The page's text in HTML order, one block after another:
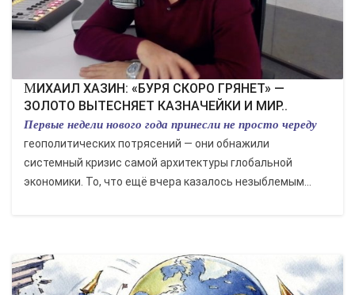
МИХАИЛ ХАЗИН: «БУРЯ СКОРО ГРЯНЕТ» —
ЗОЛОТО ВЫТЕСНЯЕТ КАЗНАЧЕЙКИ И МИР..
Первые недели нового года принесли не просто череду
геополитических потрясений — они обнажили
системный кризис самой архитектуры глобальной
экономики. То, что ещё вчера казалось незыблемым...